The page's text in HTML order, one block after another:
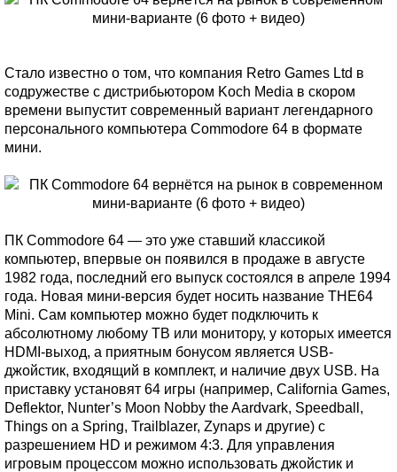
Стало известно о том, что компания Retro Games Ltd в
содружестве с дистрибьютором Koch Media в скором
времени выпустит современный вариант легендарного
персонального компьютера Commodore 64 в формате
мини.
ПК Commodore 64 — это уже ставший классикой
компьютер, впервые он появился в продаже в августе
1982 года, последний его выпуск состоялся в апреле 1994
года. Новая мини-версия будет носить название THE64
Mini. Сам компьютер можно будет подключить к
абсолютному любому ТВ или монитору, у которых имеется
HDMI-выход, а приятным бонусом является USB-
джойстик, входящий в комплект, и наличие двух USB. На
приставку установят 64 игры (например, California Games,
Deflektor, Nunter’s Moon Nobby the Aardvark, Speedball,
Things on a Spring, Trailblazer, Zynaps и другие) с
разрешением HD и режимом 4:3. Для управления
игровым процессом можно использовать джойстик и